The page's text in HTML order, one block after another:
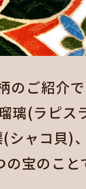
のご紹介
璃(ラピス
シャコ貝)
宝のこと